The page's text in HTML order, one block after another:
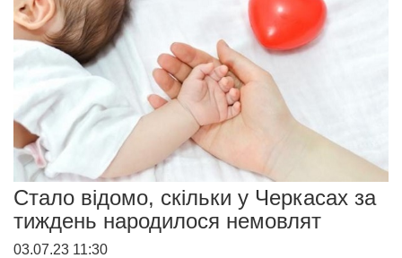
Стало відомо, скільки у Черкасах за
тиждень народилося немовлят
03.07.23 11:30